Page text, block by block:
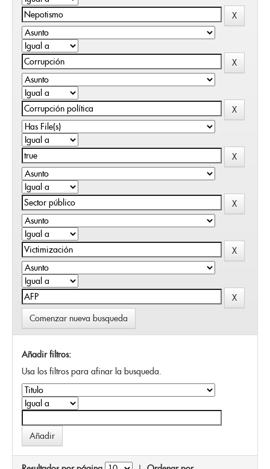
Comenzar nueva busqueda
Añadir filtros:
Usa los filtros para afinar la busqueda.